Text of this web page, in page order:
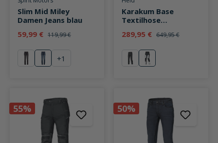
Slim Mid Miley
Damen Jeans blau
59,99 € 119,99 €
schwarz
blau
+1
Karakum Base
Textilhose
289,95 € 649,95 €
schwarz
grau
55% 50%